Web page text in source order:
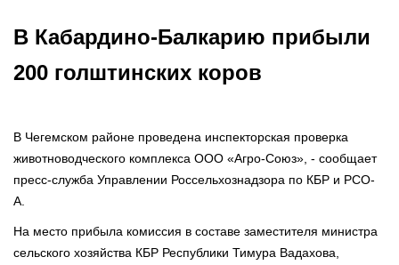
В Кабардино-Балкарию прибыли
200 голштинских коров
В Чегемском районе проведена инспекторская проверка
животноводческого комплекса ООО «Агро-Союз», - сообщает
пресс-служба Управлении Россельхознадзора по КБР и РСО-
А.
На место прибыла комиссия в составе заместителя министра
сельского хозяйства КБР Республики Тимура Вадахова,